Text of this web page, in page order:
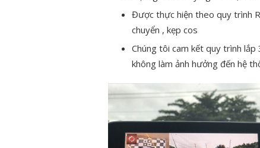
Được thực hiện theo quy trình
chuyển , kẹp cos
Chúng tôi cam kết quy trình
không làm ảnh hưởng đến hệ